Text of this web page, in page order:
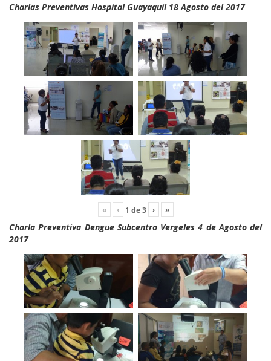
Charlas Preventivas Hospital Guayaquil 18 Agosto del 2017
« ‹ 1 de3 › »
Charla Preventiva Dengue Subcentro Vergeles 4 de Agosto del
2017